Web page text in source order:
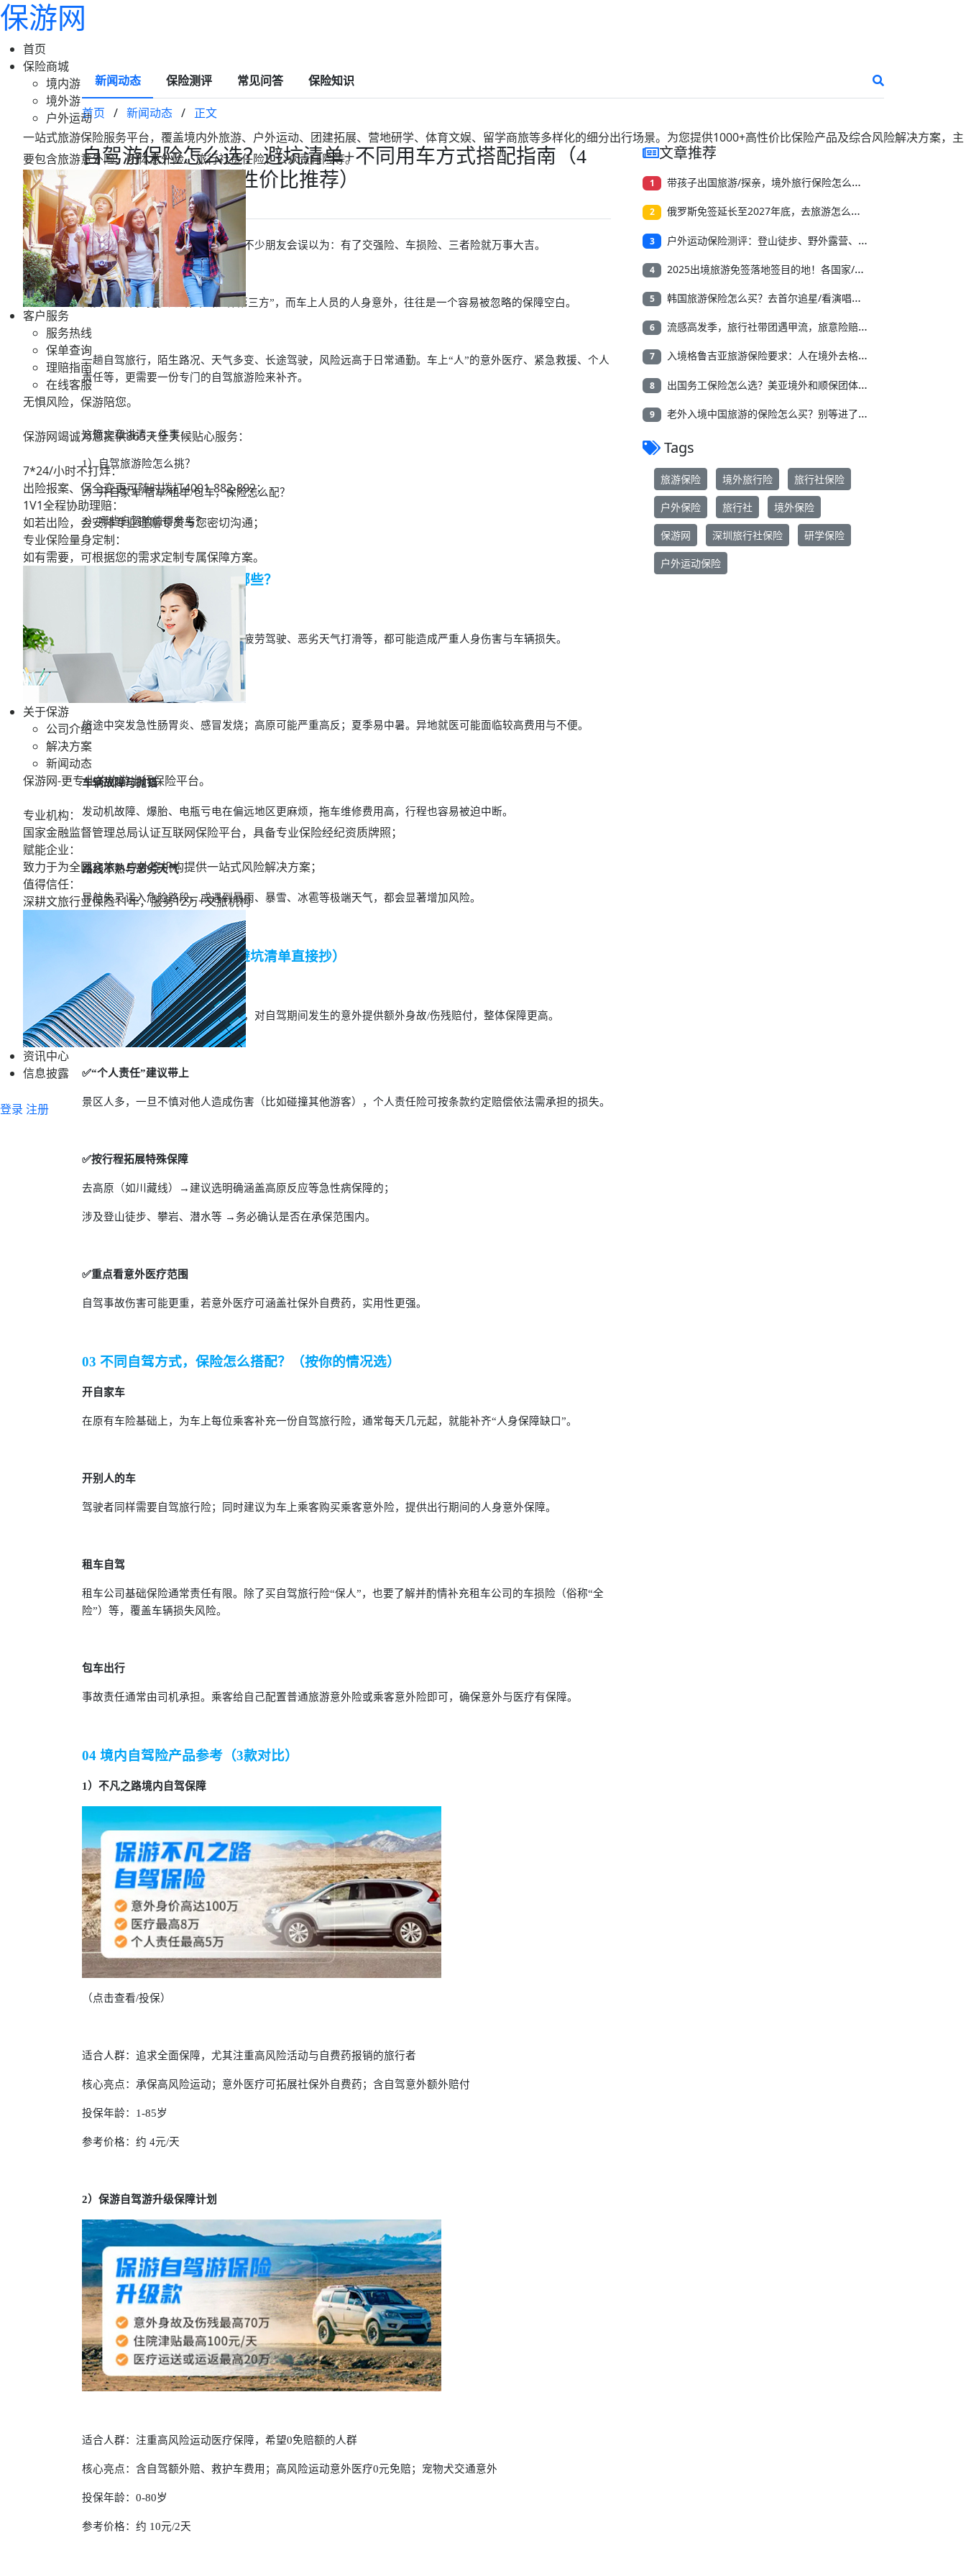
保游网
首页
保险商城
境内游
境外游
户外运动
一站式旅游保险服务平台，覆盖境内外旅游、户外运动、团建拓展、营地研学、体育文娱、留学商旅等多样化的细分出行场景。为您提供1000+高性价比保险产品及综合风险解决方案，主
要包含旅游意外险、团体意外险、旅行社责任险、公众责任险等。
客户服务
服务热线
保单查询
理赔指南
在线客服
无惧风险，保游陪您。
保游网竭诚为您提供365天全天候贴心服务：
7*24/小时不打烊：
出险报案、保全变更可随时拨打4001-882-892；
1V1全程协助理赔：
如若出险，会安排专业理赔专员与您密切沟通；
专业保险量身定制：
如有需要，可根据您的需求定制专属保障方案。
关于保游
公司介绍
解决方案
新闻动态
保游网-更专业的旅游出行保险平台。
专业机构：
国家金融监督管理总局认证互联网保险平台，具备专业保险经纪资质牌照；
赋能企业：
致力于为全国文旅、户外等机构提供一站式风险解决方案；
值得信任：
深耕文旅行业保险11年，服务12万+文旅机构
资讯中心
信息披露
登录 注册
新闻动态 保险测评 常见问答 保险知识
首页 / 新闻动态 / 正文
自驾游保险怎么选？避坑清单+不同用车方式搭配指南（4
元/天起，附3款高性价比推荐）
2026-01-27 17:08 保游网
自驾出门旅游，保险肯定要买。但不少朋友会误以为：有了交强险、车损险、三者险就万事大吉。
其实这些车险更多是“保车”和“保第三方”，而车上人员的人身意外，往往是一个容易被忽略的保障空白。
一趟自驾旅行，陌生路况、天气多变、长途驾驶，风险远高于日常通勤。车上“人”的意外医疗、紧急救援、个人
责任等，更需要一份专门的自驾旅游险来补齐。
这篇文章讲清 3 件事：
1）自驾旅游险怎么挑？
2）开自家车/借车/租车/包车，保险怎么配？
3）哪些自驾险值得参考？
01 自驾路上，常见风险有哪些？
与大型车辆碰撞、山路弯道失控、疲劳驾驶、恶劣天气打滑等，都可能造成严重人身伤害与车辆损失。
突发疾病与特殊环境反应
旅途中突发急性肠胃炎、感冒发烧；高原可能严重高反；夏季易中暑。异地就医可能面临较高费用与不便。
车辆故障与抛锚
发动机故障、爆胎、电瓶亏电在偏远地区更麻烦，拖车维修费用高，行程也容易被迫中断。
路线不熟与恶劣天气
导航失灵误入危险路段，或遇到暴雨、暴雪、冰雹等极端天气，都会显著增加风险。
02 自驾旅游险怎么挑？（避坑清单直接抄）
✅优先选含“自驾额外赔付”的
这类产品通常会在普通意外保障上，对自驾期间发生的意外提供额外身故/伤残赔付，整体保障更高。
✅“个人责任”建议带上
景区人多，一旦不慎对他人造成伤害（比如碰撞其他游客），个人责任险可按条款约定赔偿依法需承担的损失。
✅按行程拓展特殊保障
去高原（如川藏线）→建议选明确涵盖高原反应等急性病保障的；
涉及登山徒步、攀岩、潜水等 →务必确认是否在承保范围内。
✅重点看意外医疗范围
自驾事故伤害可能更重，若意外医疗可涵盖社保外自费药，实用性更强。
03 不同自驾方式，保险怎么搭配？（按你的情况选）
开自家车
在原有车险基础上，为车上每位乘客补充一份自驾旅行险，通常每天几元起，就能补齐“人身保障缺口”。
开别人的车
驾驶者同样需要自驾旅行险；同时建议为车上乘客购买乘客意外险，提供出行期间的人身意外保障。
租车自驾
租车公司基础保险通常责任有限。除了买自驾旅行险“保人”，也要了解并酌情补充租车公司的车损险（俗称“全
险”）等，覆盖车辆损失风险。
包车出行
事故责任通常由司机承担。乘客给自己配置普通旅游意外险或乘客意外险即可，确保意外与医疗有保障。
04 境内自驾险产品参考（3款对比）
1）不凡之路境内自驾保障
（点击查看/投保）
适合人群：追求全面保障，尤其注重高风险活动与自费药报销的旅行者
核心亮点：承保高风险运动；意外医疗可拓展社保外自费药；含自驾意外额外赔付
投保年龄：1-85岁
参考价格：约 4元/天
2）保游自驾游升级保障计划
适合人群：注重高风险运动医疗保障，希望0免赔额的人群
核心亮点：含自驾额外赔、救护车费用；高风险运动意外医疗0元免赔；宠物犬交通意外
投保年龄：0-80岁
参考价格：约 10元/2天
文章推荐
1 带孩子出国旅游/探亲，境外旅行保险怎么买？收藏这篇就够了
2 俄罗斯免签延长至2027年底，去旅游怎么买境外旅行保险？
3 户外运动保险测评：登山徒步、野外露营、溯溪漂流怎么选？
4 2025出境旅游免签落地签目的地！各国家/地区中国护照入境签证要求最新合集！
5 韩国旅游保险怎么买？去首尔追星/看演唱会，我更推荐这2款
6 流感高发季，旅行社带团遇甲流，旅意险赔不赔？
7 入境格鲁吉亚旅游保险要求：人在境外去格鲁吉亚，保险怎么买？
8 出国务工保险怎么选？美亚境外和顺保团体险一年480元起（轻享版），保障/救援/理赔一次说清
9 老外入境中国旅游的保险怎么买？别等进了医院才发现买错了
Tags
旅游保险 境外旅行险 旅行社保险
户外保险 旅行社 境外保险
保游网 深圳旅行社保险 研学保险
户外运动保险